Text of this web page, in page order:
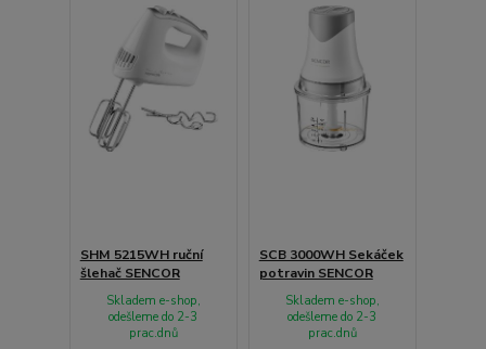
SHM 5215WH ruční
šlehač SENCOR
Skladem e-shop,
odešleme do 2-3
prac.dnů
SCB 3000WH Sekáček
potravin SENCOR
Skladem e-shop,
odešleme do 2-3
prac.dnů